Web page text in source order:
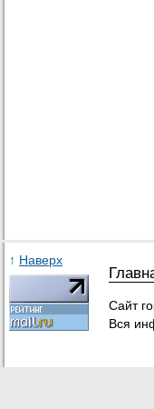
↑ Наверх
Сайт
Вся